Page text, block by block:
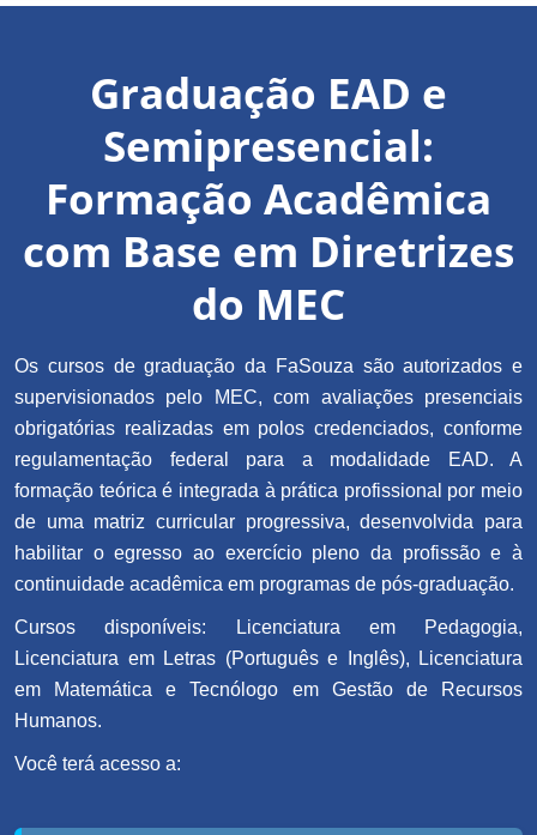
Graduação EAD e
Semipresencial:
Formação Acadêmica
com Base em Diretrizes
do MEC
Os cursos de graduação da FaSouza são autorizados e
supervisionados pelo MEC, com avaliações presenciais
obrigatórias realizadas em polos credenciados, conforme
regulamentação federal para a modalidade EAD. A
formação teórica é integrada à prática profissional por meio
de uma matriz curricular progressiva, desenvolvida para
habilitar o egresso ao exercício pleno da profissão e à
continuidade acadêmica em programas de pós-graduação.
Cursos disponíveis: Licenciatura em Pedagogia,
Licenciatura em Letras (Português e Inglês), Licenciatura
em Matemática e Tecnólogo em Gestão de Recursos
Humanos.
Você terá acesso a: